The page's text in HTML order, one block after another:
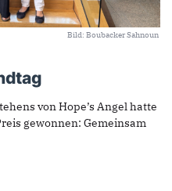
Bild: Boubacker Sahnoun
von Hope’s Angel hatte
gewonnen: Gemeinsam